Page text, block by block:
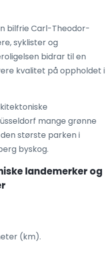
bilfrie Carl-Theodor-
syklister og
bidrar til en
kvalitet på oppholdet i
mange grønne
største parken i
byskog.
landemerker og
(km).